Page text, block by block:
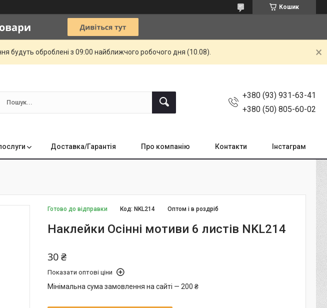
Кошик
будуть оброблені з 09:00 найближчого робочого дня (10.08).
+380 (93) 931-63-41
+380 (50) 805-60-02
Доставка/Гарантія Про компанію Контакти Інстаграм
Готово до відправки Оптом і в роздріб
Код: NKL214
Наклейки Осінні мотиви 6 листів NKL214
30 ₴
Показати оптові ціни
Мінімальна сума замовлення на сайті — 200 ₴